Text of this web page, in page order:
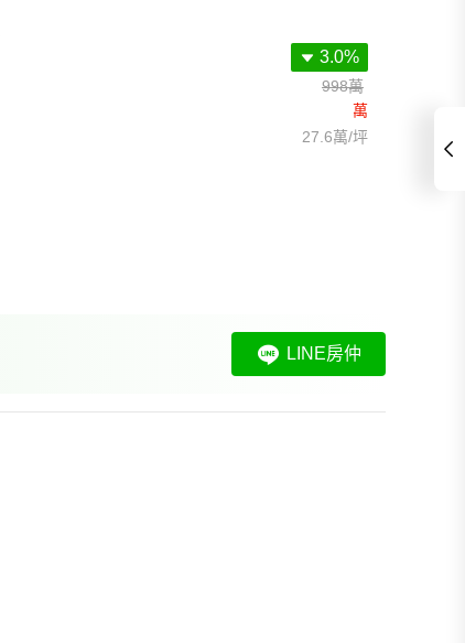
3.0%
998萬
萬
27.6萬/坪
LINE房仲